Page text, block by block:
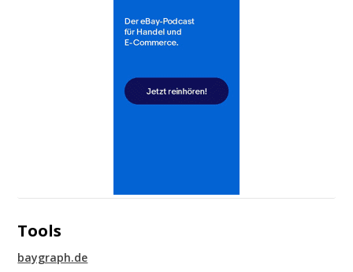
Tools
baygraph.de